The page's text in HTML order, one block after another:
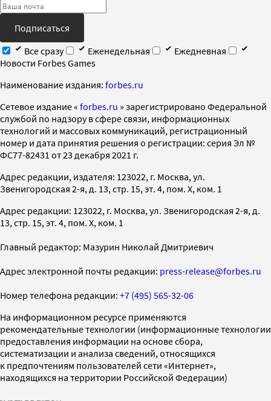
Подписаться
Все сразу
Еженедельная
Ежедневная
Новости Forbes Games
Наименование издания: forbes.ru
Cетевое издание « forbes.ru » зарегистрировано Федеральной
службой по надзору в сфере связи, информационных
технологий и массовых коммуникаций, регистрационный
номер и дата принятия решения о регистрации: серия Эл №
ФС77-82431 от 23 декабря 2021 г.
Адрес редакции, издателя: 123022, г. Москва, ул.
Звенигородская 2-я, д. 13, стр. 15, эт. 4, пом. X, ком. 1
Адрес редакции: 123022, г. Москва, ул. Звенигородская 2-я, д.
13, стр. 15, эт. 4, пом. X, ком. 1
Главный редактор: Мазурин Николай Дмитриевич
Адрес электронной почты редакции: press-release@forbes.ru
Номер телефона редакции: +7 (495) 565-32-06
На информационном ресурсе применяются
рекомендательные технологии (информационные технологии
предоставления информации на основе сбора,
систематизации и анализа сведений, относящихся
к предпочтениям пользователей сети «Интернет»,
находящихся на территории Российской Федерации)